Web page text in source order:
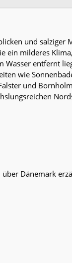
und salziger
ein milderes
entfernt
wie
und
Dänemark